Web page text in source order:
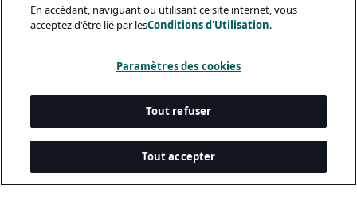
En accédant, naviguant ou utilisant ce site internet, vous
acceptez d'être lié par lesConditions d'Utilisation.
Paramètres des cookies
Tout refuser
Tout accepter